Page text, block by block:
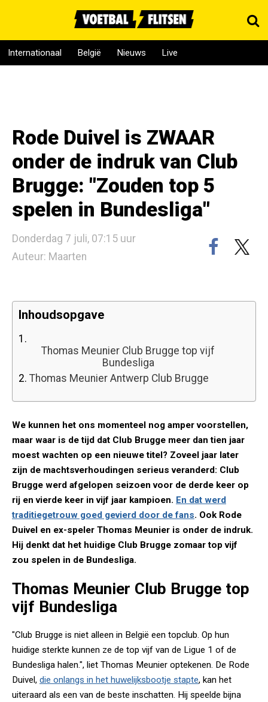
Internationaal België Nieuws Live
Rode Duivel is ZWAAR
onder de indruk van Club
Brugge: "Zouden top 5
spelen in Bundesliga"
Donderdag 7 juli, 07:15 uur
Auteur: Maarten
Inhoudsopgave
1.
Thomas Meunier Club Brugge top vijf
Bundesliga
2. Thomas Meunier Antwerp Club Brugge
We kunnen het ons momenteel nog amper voorstellen,
maar waar is de tijd dat Club Brugge meer dan tien jaar
moest wachten op een nieuwe titel? Zoveel jaar later
zijn de machtsverhoudingen serieus veranderd: Club
Brugge werd afgelopen seizoen voor de derde keer op
rij en vierde keer in vijf jaar kampioen. En dat werd
traditiegetrouw goed gevierd door de fans. Ook Rode
Duivel en ex-speler Thomas Meunier is onder de indruk.
Hij denkt dat het huidige Club Brugge zomaar top vijf
zou spelen in de Bundesliga.
Thomas Meunier Club Brugge top
vijf Bundesliga
"Club Brugge is niet alleen in België een topclub. Op hun
huidige sterkte kunnen ze de top vijf van de Ligue 1 of de
Bundesliga halen.", liet Thomas Meunier optekenen. De Rode
Duivel, die onlangs in het huwelijksbootje stapte, kan het
uiteraard als een van de beste inschatten. Hij speelde bijna